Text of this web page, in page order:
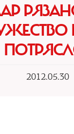
2012.05.30